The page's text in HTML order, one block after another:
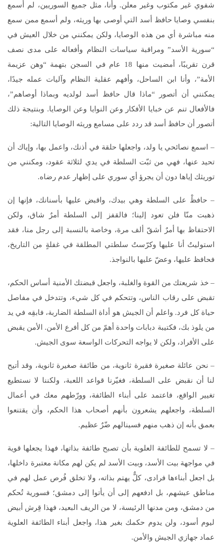
شفوي غير مكتوب وغير معلن. وأنا، مثل جميع السوريين، لم أسمع
بنفسي وصايا حافظ أسد التي أوصى بها وريثه، ولم أسمع ممن سمع
منه مباشرة أي من هذه الوصايا، ولكن يمكنني من خلال العيش في
“سورية الأسد” ومراقبة سياسات النظام وأفعاله على مدى نصف
قرن تقريبًا، أمضيت منها 18 عام في السجن بتهمة “وهن عزيمة
الأمة”، وأنا ابن الساحل، وأفهم عقلية النظام وآليات عمله جيدًا،
يمكنني أن أتصور “ماذا قال حافظ أسد لولديه وبماذا أوصاهم”،
فالأفعال تنم عن خبايا الأفكار وعن النوايا وعن الوصايا. وبنتيجة ذلك
أتصور أن حافظ أسد قد ردد على مسامع وريثه الوصايا التالية:
– اسمع نصائحي يا ولد، واجعلها حلقة في أذنك، واعمل بها، وإياك أن
تحيد عنها، فهي من ثبّت السلطة في يدي لثلاثة عقود، ومكنني من
توريثك إياها دون أن يجرؤ أي سوري على إظهار عدم رضاه.
– حافظْ على السلطة وهي بيدك، واقبض عليها بأسنانك، فإنها إن
ذهبت منّا فلن تعود إلينا؛ فالقفز إلى السلطة أمرٌ شاق، ولكن
الاحتفاظ بها أمرٌ أشقّ ألف مرة، وخاصة بالنسبة إلى رجل منا، فقد
استوليتُ أنا عليها وكرّستُ سلطتي المطلقة في غفلةٍ من التاريخ،
فحافظ عليها، وعضّ عليها بالنواجذ.
– خذ شريعتك من القوة والغلبة، واجعل قبضتك الأمنية أساس الحكم،
تقبض على رقاب الناس، وتتحكم في كل شيء، وتتدخل في مفاصل
حياة كل فرد. واعلم أن الجيش هو أداة السلطة الضاربة، فابقِه في يد
من يلوذ بك، فكتيبة دبابات واحدة أهمّ من كل أفرع الأمن. الأمن يقبض
على الأفراد، ولكن لا يواجه التحركات الواسعة سوى الجيش.
– نحن عائلة صغيرة فقيرة ثانوية، من طائفة صغيرة ثانوية، وقد أتيح
لنا أن نقبض على السلطة، فغيّرنا قواعد اللعبة، ولكننا لا نستطيع
تغيير الواقع، فاعتمد على أبناء الطائفة، وورّطهم معك في أعمال
السلطة، واجعلهم يشعرون بأنهم أصحاب هذا الحكم، وأن يقتنعوا
بعمق بأنه إن ذهب منهم فسينالهم ضّرٌ عظيم.
– لا تسمح للطائفة العلوية بأن تصبح طائفة بذاتها، فهذا يجعلها قوية
في مواجهة بيت الأسد، وبيت الأسد لم يكن لهم مكانة معتبرة داخلها،
بل اجعل أبناءها فرادى، كلٌّ يهتم بذاته، ولا تخلق فُرص عمل لهم في
مناطق عيشهم، بل ادفعهم إلى أن يأتوا إلى دمشق؛ فسورية تُحكم
من دمشق، ومن مدنها الرئيسة، لا من الريف البعيد، فهذا قِرش أبيض
ليوم أسود، ولن يدوم حكمك بغير هذا، واجعل أبناء الطائفة العلوية
عماد جهازي الجيش والأمن.